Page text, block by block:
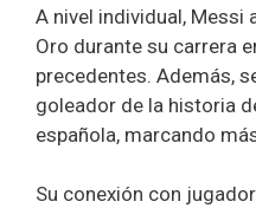
A nivel individual, Messi
Oro durante su carrera
precedentes. Además,
goleador de la historia
española, marcando
Su conexión con